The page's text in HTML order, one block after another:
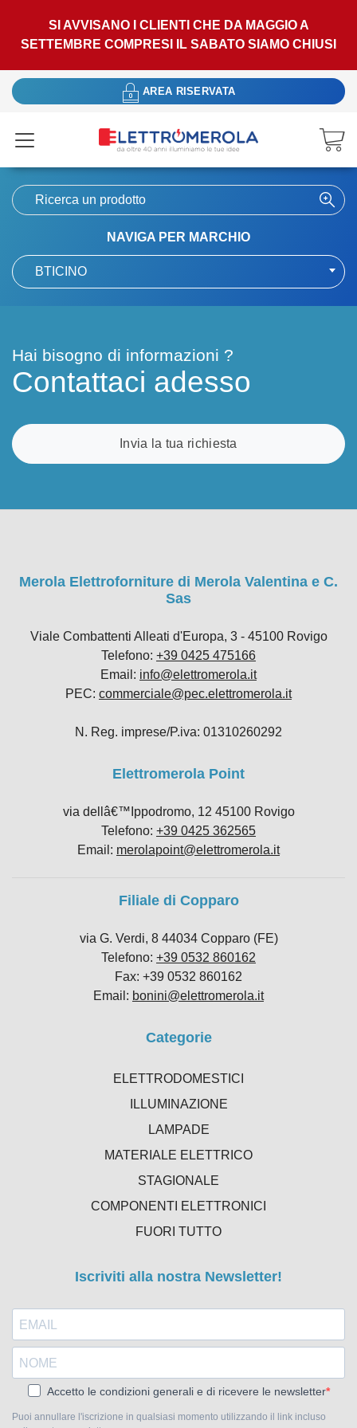
SI AVVISANO I CLIENTI CHE DA MAGGIO A
SETTEMBRE COMPRESI IL SABATO SIAMO CHIUSI
AREA RISERVATA
NAVIGA PER MARCHIO
BTICINO
Hai bisogno di informazioni ?
Contattaci adesso
Invia la tua richiesta
Merola Elettroforniture di Merola Valentina e C.
Sas
Viale Combattenti Alleati d'Europa, 3 - 45100 Rovigo
Telefono: +39 0425 475166
Email: info@elettromerola.it
PEC: commerciale@pec.elettromerola.it
N. Reg. imprese/P.iva: 01310260292
Elettromerola Point
via dellâ€™Ippodromo, 12 45100 Rovigo
Telefono: +39 0425 362565
Email: merolapoint@elettromerola.it
Filiale di Copparo
via G. Verdi, 8 44034 Copparo (FE)
Telefono: +39 0532 860162
Fax: +39 0532 860162
Email: bonini@elettromerola.it
Categorie
ELETTRODOMESTICI
ILLUMINAZIONE
LAMPADE
MATERIALE ELETTRICO
STAGIONALE
COMPONENTI ELETTRONICI
FUORI TUTTO
Iscriviti alla nostra Newsletter!
Accetto le condizioni generali e di ricevere le newsletter
Puoi annullare l'iscrizione in qualsiasi momento utilizzando il link incluso